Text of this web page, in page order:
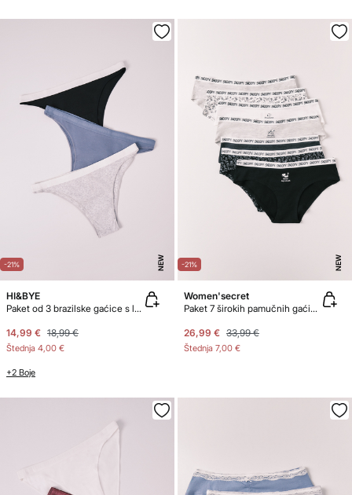
-21% NEW
HI&BYE
Paket od 3 brazilske gaćice s logotipom
14,99 € 18,99 €
Štednja 4,00 €
+2 Boje
-21% NEW
Women'secret
Paket 7 širokih pamučnih gaćica s uzorkom Snoopy
26,99 € 33,99 €
Štednja 7,00 €